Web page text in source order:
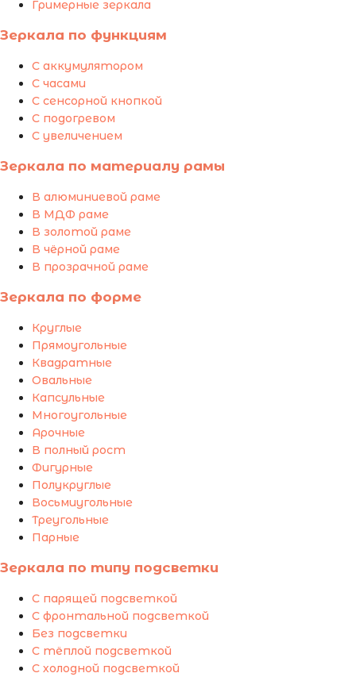
Гримерные зеркала
Зеркала по функциям
С аккумулятором
С часами
С сенсорной кнопкой
С подогревом
С увеличением
Зеркала по материалу рамы
В алюминиевой раме
В МДФ раме
В золотой раме
В чёрной раме
В прозрачной раме
Зеркала по форме
Круглые
Прямоугольные
Квадратные
Овальные
Капсульные
Многоугольные
Арочные
В полный рост
Фигурные
Полукруглые
Восьмиугольные
Треугольные
Парные
Зеркала по типу подсветки
С парящей подсветкой
С фронтальной подсветкой
Без подсветки
С тёплой подсветкой
С холодной подсветкой